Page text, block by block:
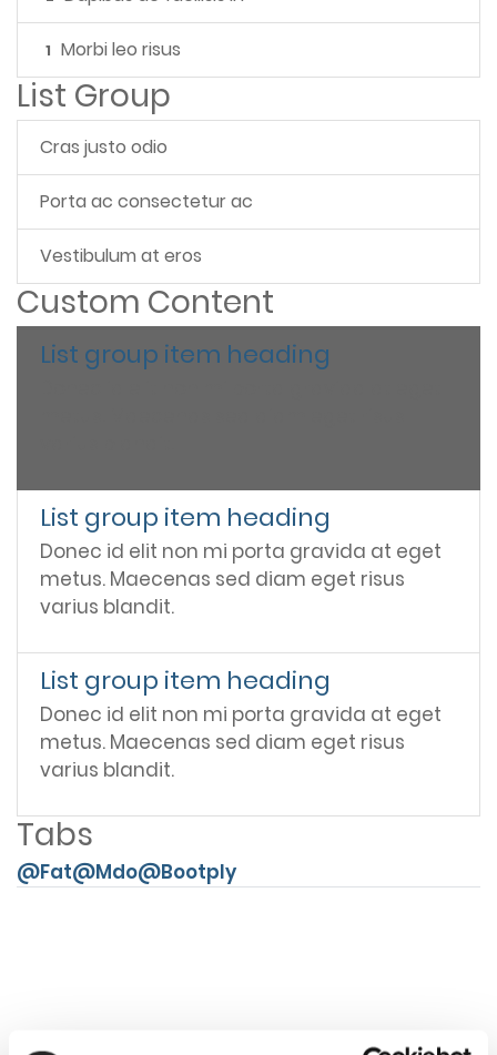
1 Morbi leo risus
List Group
Cras justo odio
Porta ac consectetur ac
Vestibulum at eros
Custom Content
List group item heading
List group item heading
Donec id elit non mi porta gravida at eget
metus. Maecenas sed diam eget risus
varius blandit.
List group item heading
Donec id elit non mi porta gravida at eget
metus. Maecenas sed diam eget risus
varius blandit.
Tabs
@Fat@Mdo@Bootply